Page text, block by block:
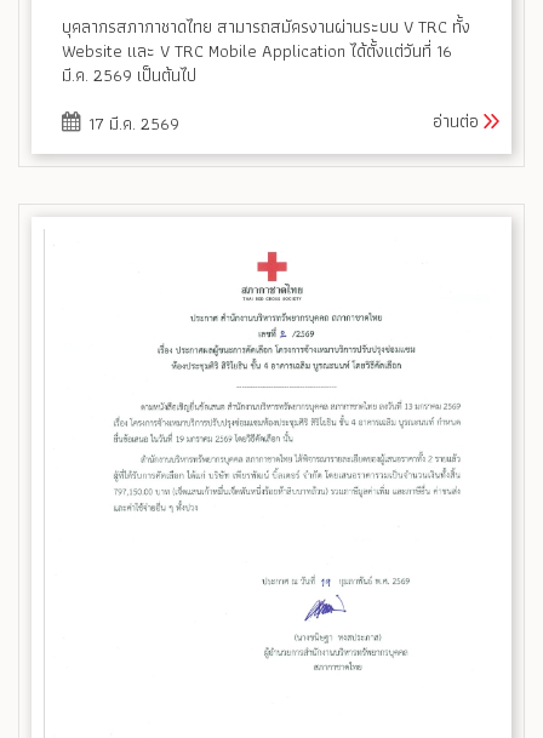
บุคลากรสภากาชาดไทย สามารถสมัครงานผ่านระบบ V TRC ทั้ง
Website และ V TRC Mobile Application ได้ตั้งแต่วันที่ 16
มี.ค. 2569 เป็นต้นไป
17 มี.ค. 2569
อ่านต่อ